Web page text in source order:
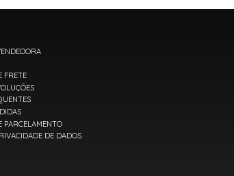
FRETE
PARCELAMENTO
DE DADOS